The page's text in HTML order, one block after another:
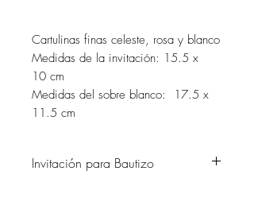
Cartulinas finas celeste, rosa y blanco
Medidas de la invitación: 15.5 x
10 cm
Medidas del sobre blanco: 17.5 x
11.5 cm
Invitación para Bautizo